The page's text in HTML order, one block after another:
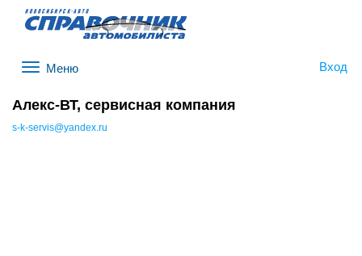
Вход
Алекс-ВТ, сервисная компания
s-k-servis@yandex.ru